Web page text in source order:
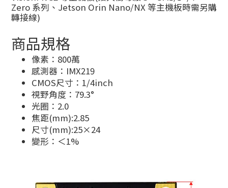
Zero 系列、Jetson Orin Nano/NX 等主機板時需另購
轉接線)
商品規格
像素：800萬
感測器：IMX219
CMOS尺寸：1/4inch
視野角度：79.3°
光圈：2.0
焦距(mm):2.85
尺寸(mm):25×24
變形：＜1%